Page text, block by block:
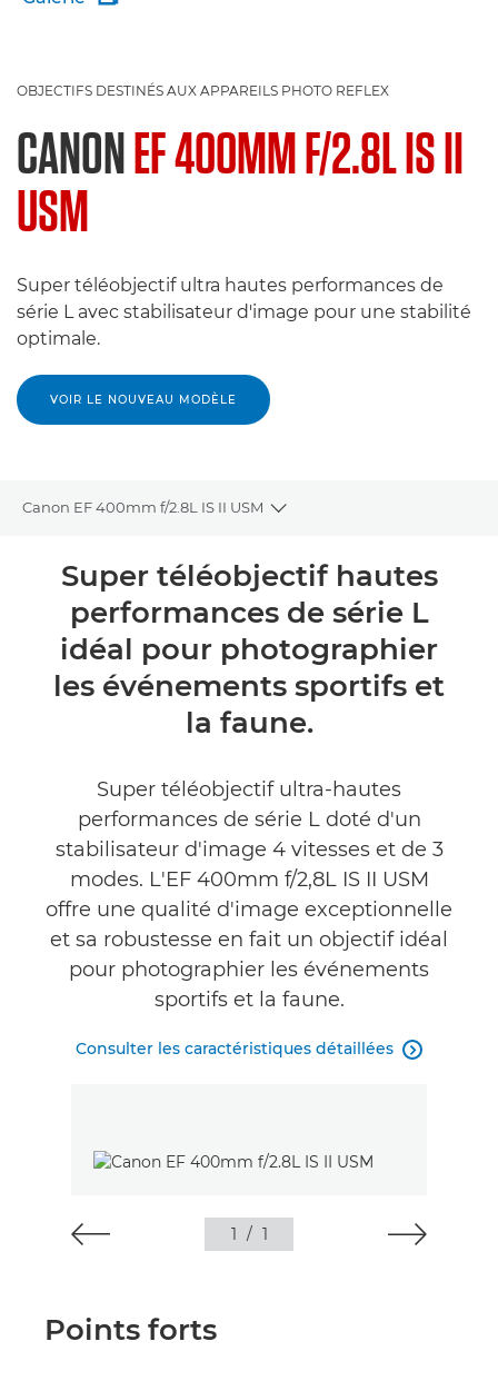
OBJECTIFS DESTINÉS AUX APPAREILS PHOTO REFLEX
CANONEF 400MM F/2.8L IS II
USM
Super téléobjectif ultra hautes performances de
série L avec stabilisateur d'image pour une stabilité
optimale.
VOIR LE NOUVEAU MODÈLE
Canon EF 400mm f/2.8L IS II USM
Toggle breadcrumbs
Présentation
Caractéristiques
Super téléobjectif hautes
performances de série L
idéal pour photographier
les événements sportifs et
la faune.
Super téléobjectif ultra-hautes
performances de série L doté d'un
stabilisateur d'image 4 vitesses et de 3
modes. L'EF 400mm f/2,8L IS II USM
offre une qualité d'image exceptionnelle
et sa robustesse en fait un objectif idéal
pour photographier les événements
sportifs et la faune.
Consulter les caractéristiques détaillées 
1 / 1
Points forts